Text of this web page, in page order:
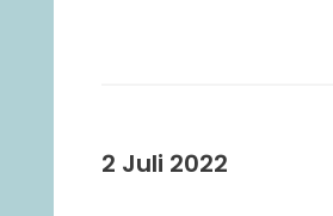
2 Juli 2022